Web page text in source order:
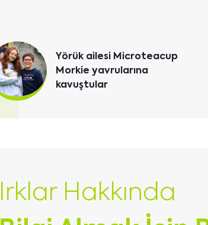
Fulya Hanım ve ailesi
Morkie yavrularına
kavuştular
Irklar Hakkında